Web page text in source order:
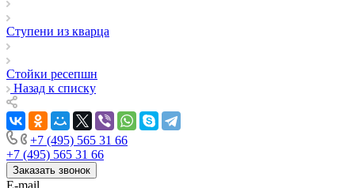
Ступени из кварца
Стойки ресепшн
Назад к списку
+7 (495) 565 31 66
+7 (495) 565 31 66
Заказать звонок
E-mail